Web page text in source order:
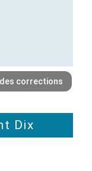
corrections
Dix